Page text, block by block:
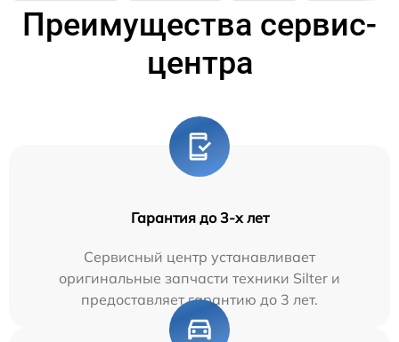
Преимущества сервис-
центра
Гарантия до 3-х лет
Сервисный центр устанавливает
оригинальные запчасти техники Silter и
предоставляет гарантию до 3 лет.